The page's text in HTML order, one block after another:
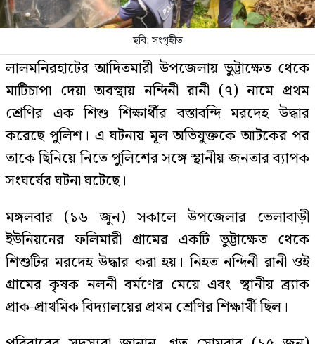
ছবি: সংগৃহীত
লালমনিরহাটের আদিতমারী উপজেলায় ভুট্টাক্ষেত থেকে
মাটিচাপা দেয়া অবস্থায় নন্দিনী রানী (৭) নামে প্রথম
শ্রেণির এক শিশু শিক্ষার্থীর বস্তাবন্দি মরদেহ উদ্ধার
করেছে পুলিশ। এ ঘটনায় মূল অভিযুক্তকে আটকের পর
তাকে ছিনিয়ে নিতে পুলিশের সঙ্গে স্থানীয় জনতার ব্যাপক
সংঘর্ষের ঘটনা ঘটেছে।
মঙ্গলবার (১৬ জুন) সকালে উপজেলার ভেলাবাড়ী
ইউনিয়নের ফলিমারী গ্রামের একটি ভুট্টাক্ষেত থেকে
শিশুটির মরদেহ উদ্ধার করা হয়। নিহত নন্দিনী রানী ওই
গ্রামের কৃষক নলনী বর্মণের মেয়ে এবং স্থানীয় ব্র্যাক
প্রাক-প্রাথমিক বিদ্যালয়ের প্রথম শ্রেণির শিক্ষার্থী ছিল।